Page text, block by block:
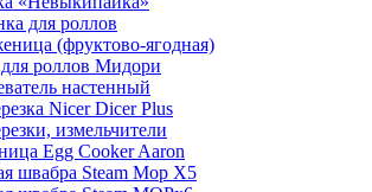
для роллов
(фруктово-ягодная)
роллов Мидори
настенный
Nicer Dicer Plus
измельчители
Egg Сooker Aaron
швабра Steam Mop X5